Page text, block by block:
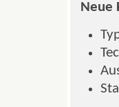
Neue